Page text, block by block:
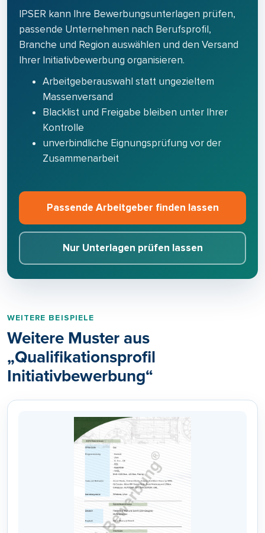
IPSER kann Ihre Bewerbungsunterlagen prüfen,
passende Unternehmen nach Berufsprofil,
Branche und Region auswählen und den Versand
Ihrer Initiativbewerbung organisieren.
Arbeitgeberauswahl statt ungezieltem
Massenversand
Blacklist und Freigabe bleiben unter Ihrer
Kontrolle
unverbindliche Eignungsprüfung vor der
Zusammenarbeit
Passende Arbeitgeber finden lassen
Nur Unterlagen prüfen lassen
WEITERE BEISPIELE
Weitere Muster aus
„Qualifikationsprofil
Initiativbewerbung“